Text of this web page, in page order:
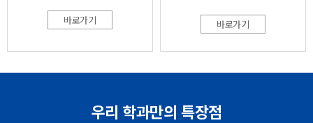
바로가기 바로가기
우리 학과만의 특장점